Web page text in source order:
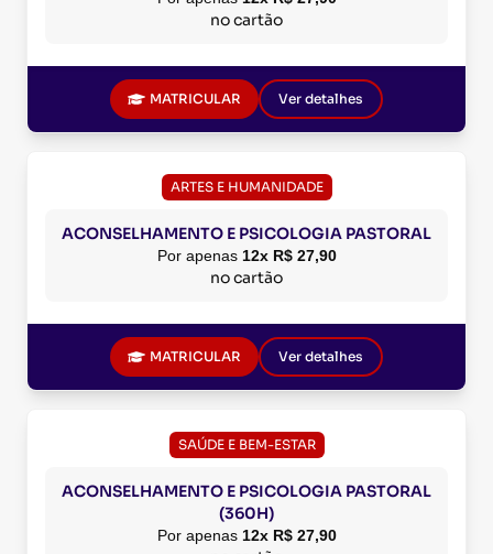
no cartão
MATRICULAR Ver detalhes
ARTES E HUMANIDADE
ACONSELHAMENTO E PSICOLOGIA PASTORAL
Por apenas 12x R$ 27,90
no cartão
MATRICULAR Ver detalhes
SAÚDE E BEM-ESTAR
ACONSELHAMENTO E PSICOLOGIA PASTORAL
(360H)
Por apenas 12x R$ 27,90